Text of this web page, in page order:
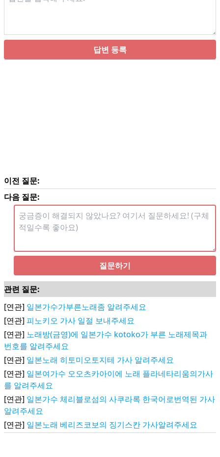
답변 등록
이전 질문:
다음 질문:
질문하기
관련 질문:
[연관] 일본가수가부른노래좀 알려주세요
[연관] 피노키오 가사 일절 보내주세요
[연관] 노래방(금영)에 일본가수 kotoko가 부른 노래제목과
번호를 알려주세요
[연관] 일본노래 히토미오토지테 가사 알려주세요
[연관] 일본여가수 오오츠카아이에 노래 플라네타리움의가사
를 알려주세요
[연관] 일본가수 체리블로섬의 사쿠라록 한국어로번역된 가사
알려주세요
[연관] 일본노래 베리즈코보의 징기스칸 가사알려주세요